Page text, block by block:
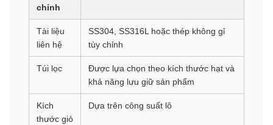
chỉnh
Tài liệu
liên hệ
SS304, SS316L hoặc thép không gỉ
tùy chỉnh
Túi lọc
Được lựa chọn theo kích thước hạt và
khả năng lưu giữ sản phẩm
Kích
thước giỏ
Dựa trên công suất lô